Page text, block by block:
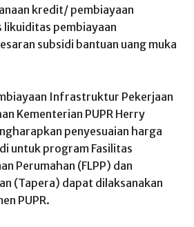
kredit/ pembiayaan
pembiayaan
subsidi bantuan uang muka
Infrastruktur Pekerjaan
Kementerian PUPR Herry
penyesuaian harga
untuk program Fasilitas
Perumahan (FLPP) dan
(Tapera) dapat dilaksanakan
PUPR.